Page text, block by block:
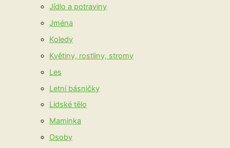
Jídlo a potraviny
Jména
Koledy
Květiny, rostliny, stromy
Les
Letní básničky
Lidské tělo
Maminka
Osoby